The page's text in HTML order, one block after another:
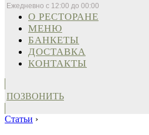
Ежедневно с 12:00 до 00:00
О РЕСТОРАНЕ
МЕНЮ
БАНКЕТЫ
ДОСТАВКА
КОНТАКТЫ
ПОЗВОНИТЬ
Статьи ›